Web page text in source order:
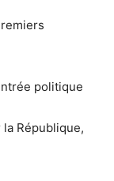
politique
République,